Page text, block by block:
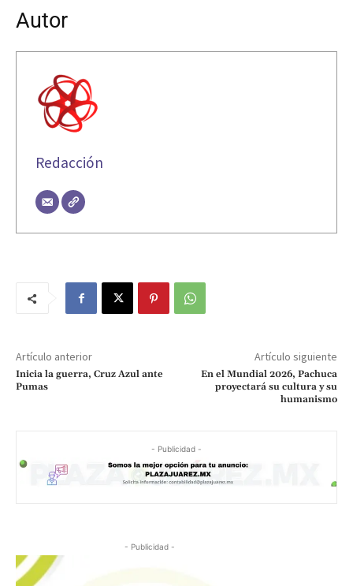
Autor
Redacción
Artículo anterior
Inicia la guerra, Cruz Azul ante
Pumas
Artículo siguiente
En el Mundial 2026, Pachuca
proyectará su cultura y su
humanismo
- Publicidad -
- Publicidad -